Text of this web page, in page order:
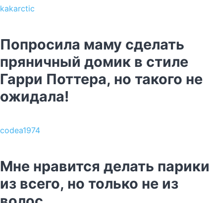
kakarctic
Попросила маму сделать
пряничный домик в стиле
Гарри Поттера, но такого не
ожидала!
codea1974
Мне нравится делать парики
из всего, но только не из